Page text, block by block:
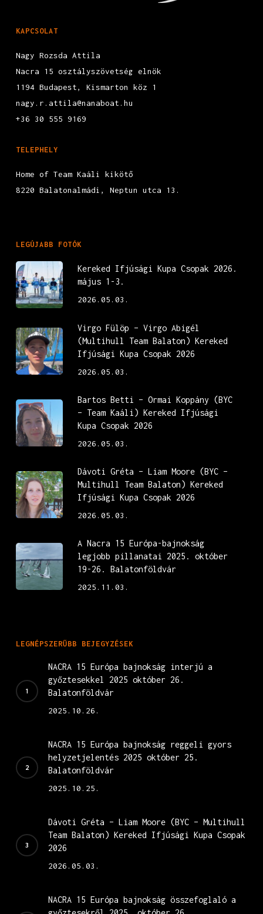
KAPCSOLAT
Nagy Rozsda Attila
Nacra 15 osztályszövetség elnök
1194 Budapest, Kismarton köz 1
nagy.r.attila@nanaboat.hu
+36 30 555 9169
TELEPHELY
Home of Team Kaáli kikötő
8220 Balatonalmádi, Neptun utca 13.
LEGÚJABB FOTÓK
Kereked Ifjúsági Kupa Csopak 2026.
május 1-3.
2026.05.03.
Virgo Fülöp – Virgo Abigél
(Multihull Team Balaton) Kereked
Ifjúsági Kupa Csopak 2026
2026.05.03.
Bartos Betti – Ormai Koppány (BYC
– Team Kaáli) Kereked Ifjúsági
Kupa Csopak 2026
2026.05.03.
Dávoti Gréta – Liam Moore (BYC –
Multihull Team Balaton) Kereked
Ifjúsági Kupa Csopak 2026
2026.05.03.
A Nacra 15 Európa-bajnokság
legjobb pillanatai 2025. október
19-26. Balatonföldvár
2025.11.03.
LEGNÉPSZERŰBB BEJEGYZÉSEK
NACRA 15 Európa bajnokság interjú a
győztesekkel 2025 október 26.
Balatonföldvár
2025.10.26.
NACRA 15 Európa bajnokság reggeli gyors
helyzetjelentés 2025 október 25.
Balatonföldvár
2025.10.25.
Dávoti Gréta – Liam Moore (BYC – Multihull
Team Balaton) Kereked Ifjúsági Kupa Csopak
2026
2026.05.03.
NACRA 15 Európa bajnokság összefoglaló a